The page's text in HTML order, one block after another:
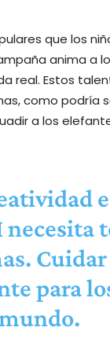
que los
anima a
real. Estos
como podría
a los
para